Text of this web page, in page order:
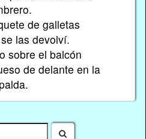
de galletas
las devolví.
sobre el balcón
de delante en la